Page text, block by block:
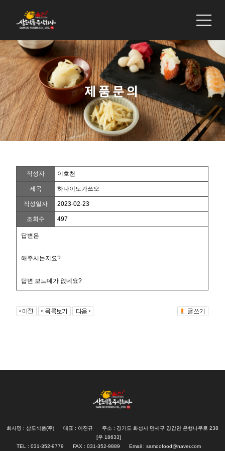
제품소개
제품문의
제품문의
작성자 이호천
제목 하나이도가쓰오
작성일자 2023-02-23
조회수 497
답변은
해주시는지요?
답변 보느데가 없네요?
회사명 : 삼도식품(주) 대표 : 이진규 주소 : 경기도 화성시 만세구 양감면 은행나무로 238
[우 18633]
TEL : 031-352-9779 FAX : 031-352-9889 Email : samdofood@naver.com